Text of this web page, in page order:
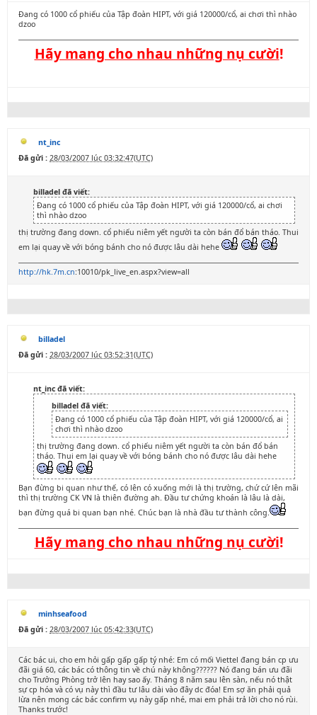
Đang có 1000 cổ phiếu của Tập đoàn HIPT, với giá 120000/cổ, ai chơi thì nhào
dzoo
Hãy mang cho nhau những nụ cười!
nt_inc
Đã gửi : 28/03/2007 lúc 03:32:47(UTC)
billadel đã viết:
Đang có 1000 cổ phiếu của Tập đoàn HIPT, với giá 120000/cổ, ai chơi
thì nhào dzoo
thị trường đang down. cổ phiếu niêm yết người ta còn bán đổ bán tháo. Thui
em lại quay về với bóng bánh cho nó được lâu dài hehe
http://hk.7m.cn:10010/pk_live_en.aspx?view=all
billadel
Đã gửi : 28/03/2007 lúc 03:52:31(UTC)
nt_inc đã viết:
billadel đã viết:
Đang có 1000 cổ phiếu của Tập đoàn HIPT, với giá 120000/cổ, ai
chơi thì nhào dzoo
thị trường đang down. cổ phiếu niêm yết người ta còn bán đổ bán
tháo. Thui em lại quay về với bóng bánh cho nó được lâu dài hehe
Bạn đừng bi quan như thế, có lên có xuống mới là thị trường, chứ cứ lên mãi
thì thị trường CK VN là thiên đường ah. Đầu tư chứng khoán là lâu là dài,
bạn đừng quá bi quan bạn nhé. Chúc bạn là nhà đầu tư thành công.
Hãy mang cho nhau những nụ cười!
minhseafood
Đã gửi : 28/03/2007 lúc 05:42:33(UTC)
Các bác ui, cho em hỏi gấp gấp gấp tý nhé: Em có mối Viettel đang bán cp ưu
đãi giá 60, các bác có thông tin về chú này không?????? Nó đang bán ưu đãi
cho Trưởng Phòng trở lên hay sao ấy. Tháng 8 năm sau lên sàn, nếu nó thật
sự cp hóa và có vụ này thì đầu tư lâu dài vào đây dc đóa! Em sợ ăn phải quả
lừa nên mong các bác confirm vụ này gấp nhé, mai em phải trả lời cho nó rùi.
Thanks trước!